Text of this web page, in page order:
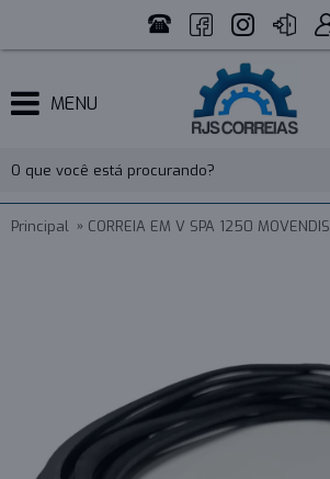
MENU
Principal CORREIA EM V SPA 1250 MOVENDIS